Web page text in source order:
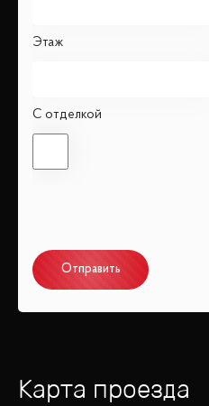
Этаж
С отделкой
Отправить
Карта проезда